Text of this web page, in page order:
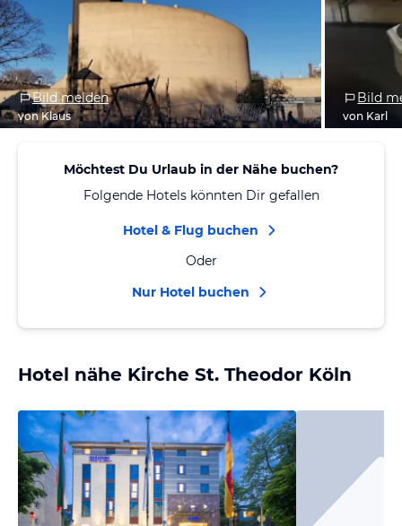
Bild melden
von Klaus
Bild
von Karl
Möchtest Du Urlaub in der Nähe buchen?
Folgende Hotels könnten Dir gefallen
Hotel & Flug buchen
Oder
Nur Hotel buchen
Hotel nähe Kirche St. Theodor Köln